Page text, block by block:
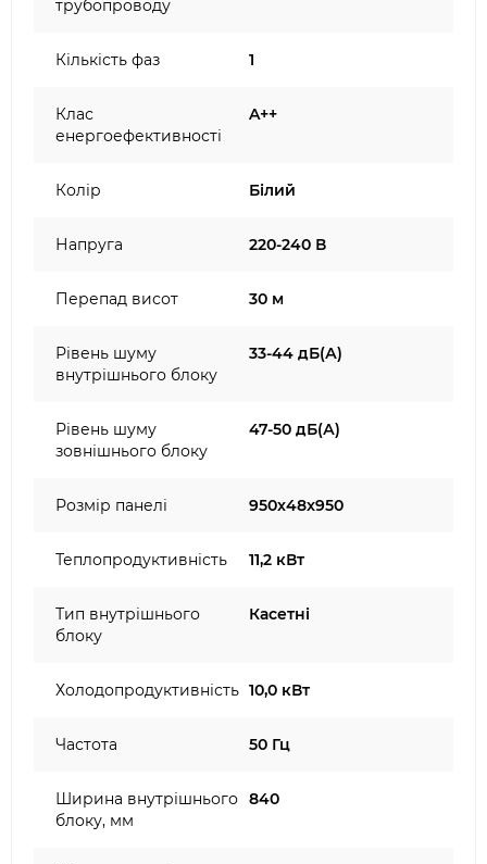
трубопроводу
Кількість фаз 1
Клас
енергоефективності
A++
Колір Білий
Напруга 220-240 В
Перепад висот 30 м
Рівень шуму
внутрішнього блоку
33-44 дБ(А)
Рівень шуму
зовнішнього блоку
47-50 дБ(А)
Розмір панелі 950x48x950
Теплопродуктивність 11,2 кВт
Тип внутрішнього
блоку
Касетні
Холодопродуктивність 10,0 кВт
Частота 50 Гц
Ширина внутрішнього
блоку, мм
840